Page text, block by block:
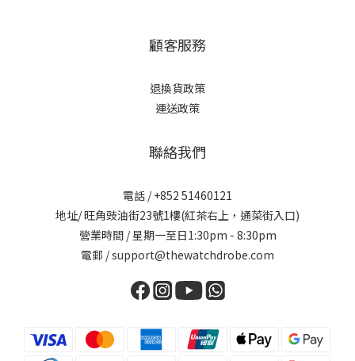
顧客服務
退換貨政策
運送政策
聯絡我們
電話 / +852 51460121
地址/ 旺角豉油街23號1樓(紅茶右上，通菜街入口)
營業時間 / 星期一至日1:30pm - 8:30pm
電郵 / support@thewatchdrobe.com